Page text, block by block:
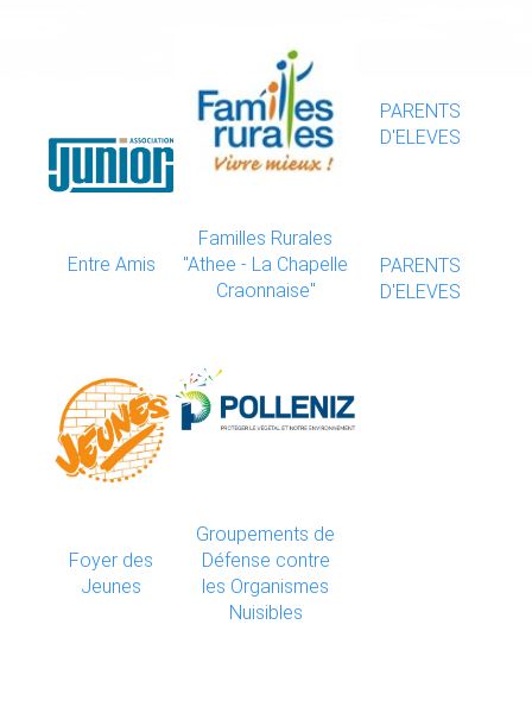
PARENTS
D'ELEVES
Entre Amis
Familles Rurales
"Athee - La Chapelle
Craonnaise"
PARENTS
D'ELEVES
Foyer des
Jeunes
Groupements de
Défense contre
les Organismes
Nuisibles